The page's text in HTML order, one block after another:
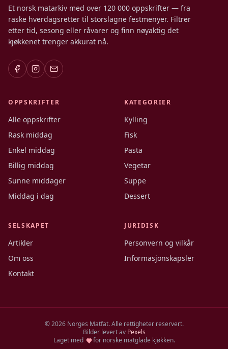
Et norsk matarkiv med over 120 000 oppskrifter — fra
raske hverdagsretter til storslagne festmenyer. Filtrer
etter tid, sesong eller råvarer og finn nøyaktig det
kjøkkenet trenger akkurat nå.
OPPSKRIFTER
Alle oppskrifter
Rask middag
Enkel middag
Billig middag
Sunne middager
Middag i dag
KATEGORIER
Kylling
Fisk
Pasta
Vegetar
Suppe
Dessert
SELSKAPET
Artikler
Om oss
Kontakt
JURIDISK
Personvern og vilkår
Informasjonskapsler
©2026Norges Matfat. Alle rettigheter reservert.
Bilder levert av Pexels
Laget med
for norske matglade kjøkken.